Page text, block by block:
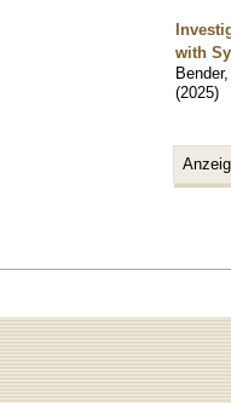
with
(2025)